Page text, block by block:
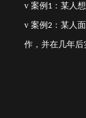
v 案例 1 ：某人
v 案例 2 ：某人
作，并在几年后